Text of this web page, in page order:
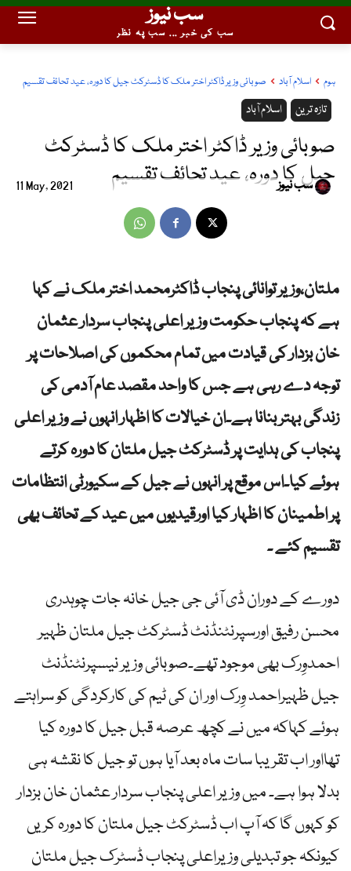
سب نیوز
سب کی خبر ... سب پہ نظر
ہوم اسلام آباد صوبائی وزیر ڈاکٹر اختر ملک کا ڈسٹرکٹ جیل کا دورہ، عید تحائف تقسیم
اسلام آباد تازہ ترین
صوبائی وزیر ڈاکٹر اختر ملک کا ڈسٹرکٹ
جیل کا دورہ، عید تحائف تقسیم
11 May, 2021 سب نیوز
ملتان،وزیر توانائی پنجاب ڈاکٹرمحمد اختر ملک نے کہا
ہے کہ پنجاب حکومت وزیر اعلی پنجاب سردار عثمان
خان بزدار کی قیادت میں تمام محکموں کی اصلاحات پر
توجہ دے رہی ہے جس کا واحد مقصد عام آدمی کی
زندگی بہتر بنانا ہے۔ان خیالات کا اظہار انہوں نے وزیر اعلی
پنجاب کی ہدایت پر ڈسٹرکٹ جیل ملتان کا دورہ کرتے
ہوئے کیا۔اس موقع پر انہوں نے جیل کے سکیورٹی انتظامات
پر اطمینان کا اظہار کیا اورقیدیوں میں عید کے تحائف بھی
تقسیم کئے ۔
دورے کے دوران ڈی آئی جی جیل خانہ جات چوہدری
محسن رفیق اورسپرنٹنڈنٹ ڈسٹرکٹ جیل ملتان ظہیر
احمدوِرک بھی موجود تھے۔صوبائی وزیر نیسپرنٹنڈنٹ
جیل ظہیراحمد وِرک اور ان کی ٹیم کی کارکردگی کو سراہتے
ہوئے کہاکہ میں نے کچھ عرصہ قبل جیل کا دورہ کیا
تھااور اب تقریبا سات ماہ بعد آیا ہوں تو جیل کا نقشہ ہی
بدلا ہوا ہے۔ میں وزیر اعلی پنجاب سردار عثمان خان بزدار
کو کہوں گا کہ آپ اب ڈسٹرکٹ جیل ملتان کا دورہ کریں
کیونکہ جو تبدیلی وزیراعلی پنجاب ڈسٹرک جیل ملتان